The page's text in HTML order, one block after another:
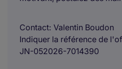
Contact Valentin Boudon
Indiquer la référence de
JN-052026-7014390